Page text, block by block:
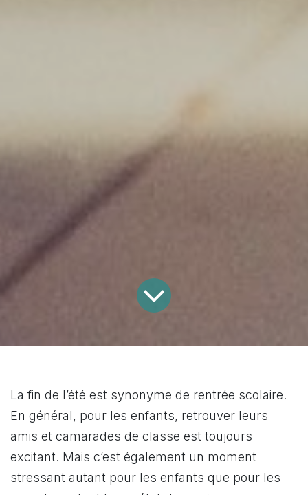
La fin de l’été est synonyme de rentrée scolaire.
En général, pour les enfants, retrouver leurs
amis et camarades de classe est toujours
excitant. Mais c’est également un moment
stressant autant pour les enfants que pour les